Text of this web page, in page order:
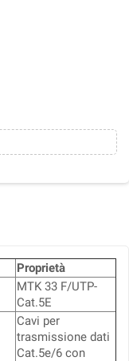
Proprietà
MTK 33 F/UTP-
Cat.5E
Cavi per
trasmissione dati
Cat.5e/6 con